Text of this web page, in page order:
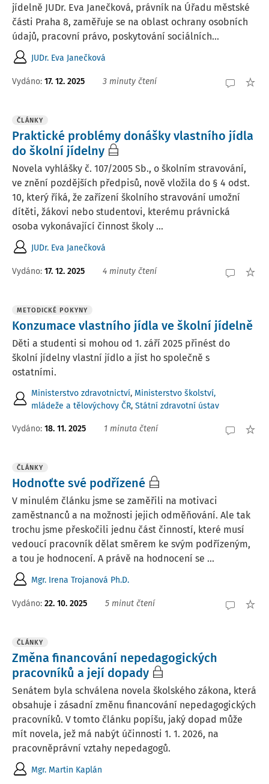
jídelně JUDr. Eva Janečková, právník na Úřadu městské
části Praha 8, zaměřuje se na oblast ochrany osobních
údajů, pracovní právo, poskytování sociálních...
JUDr. Eva Janečková
Vydáno: 17. 12. 2025 3 minuty čtení
ČLÁNKY
Praktické problémy donášky vlastního jídla
do školní jídelny
Novela vyhlášky č. 107/2005 Sb., o školním stravování,
ve znění pozdějších předpisů, nově vložila do § 4 odst.
10, který říká, že zařízení školního stravování umožní
dítěti, žákovi nebo studentovi, kterému právnická
osoba vykonávající činnost školy ...
JUDr. Eva Janečková
Vydáno: 17. 12. 2025 4 minuty čtení
METODICKÉ POKYNY
Konzumace vlastního jídla ve školní jídelně
Děti a studenti si mohou od 1. září 2025 přinést do
školní jídelny vlastní jídlo a jíst ho společně s
ostatními.
Ministerstvo zdravotnictví, Ministerstvo školství,
mládeže a tělovýchovy ČR, Státní zdravotní ústav
Vydáno: 18. 11. 2025 1 minuta čtení
ČLÁNKY
Hodnoťte své podřízené
V minulém článku jsme se zaměřili na motivaci
zaměstnanců a na možnosti jejich odměňování. Ale tak
trochu jsme přeskočili jednu část činností, které musí
vedoucí pracovník dělat směrem ke svým podřízeným,
a tou je hodnocení. A právě na hodnocení se ...
Mgr. Irena Trojanová Ph.D.
Vydáno: 22. 10. 2025 5 minut čtení
ČLÁNKY
Změna financování nepedagogických
pracovníků a její dopady
Senátem byla schválena novela školského zákona, která
obsahuje i zásadní změnu financování nepedagogických
pracovníků. V tomto článku popíšu, jaký dopad může
mít novela, jež má nabýt účinnosti 1. 1. 2026, na
pracovněprávní vztahy nepedagogů.
Mgr. Martin Kaplán